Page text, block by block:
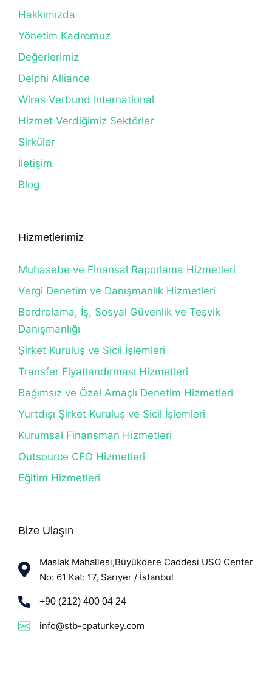
Hakkımızda
Yönetim Kadromuz
Değerlerimiz
Delphi Alliance
Wiras Verbund International
Hizmet Verdiğimiz Sektörler
Sirküler
İletişim
Blog
Hizmetlerimiz
Muhasebe ve Finansal Raporlama Hizmetleri
Vergi Denetim ve Danışmanlık Hizmetleri
Bordrolama, İş, Sosyal Güvenlik ve Teşvik
Danışmanlığı
Şirket Kuruluş ve Sicil İşlemleri
Transfer Fiyatlandırması Hizmetleri
Bağımsız ve Özel Amaçlı Denetim Hizmetleri
Yurtdışı Şirket Kuruluş ve Sicil İşlemleri
Kurumsal Finansman Hizmetleri
Outsource CFO Hizmetleri
Eğitim Hizmetleri
Bize Ulaşın
Maslak Mahallesi,Büyükdere Caddesi USO Center
No: 61 Kat: 17, Sarıyer / İstanbul
+90 (212) 400 04 24
info@stb-cpaturkey.com